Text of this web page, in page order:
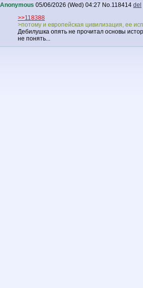
Anonymous 05/06/2026 (Wed) 04:27 No.118414 del
>>118388
>потому и европейская цивилизация, ее
Дебилушка опять не прочитал основы
не понять...